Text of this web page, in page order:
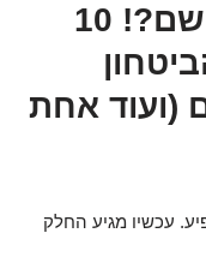
אז מה עושים, למען השם?! 10
(ועוד אחת
עכשיו מגיע החלק